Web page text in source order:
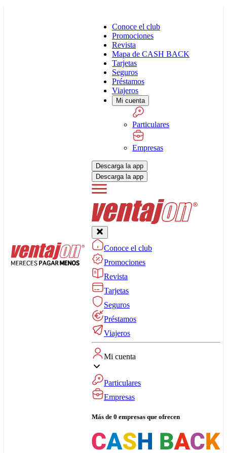
Conoce el club
Promociones
Revista
Mapa de CASH BACK
Tarjetas
Seguros
Préstamos
Viajeros
Mi cuenta
Particulares
Empresas
Descarga la app
Descarga la app
Conoce el club
Promociones
Revista
Tarjetas
Seguros
Préstamos
Viajeros
Mi cuenta
Particulares
Empresas
Más de 0 empresas que ofrecen